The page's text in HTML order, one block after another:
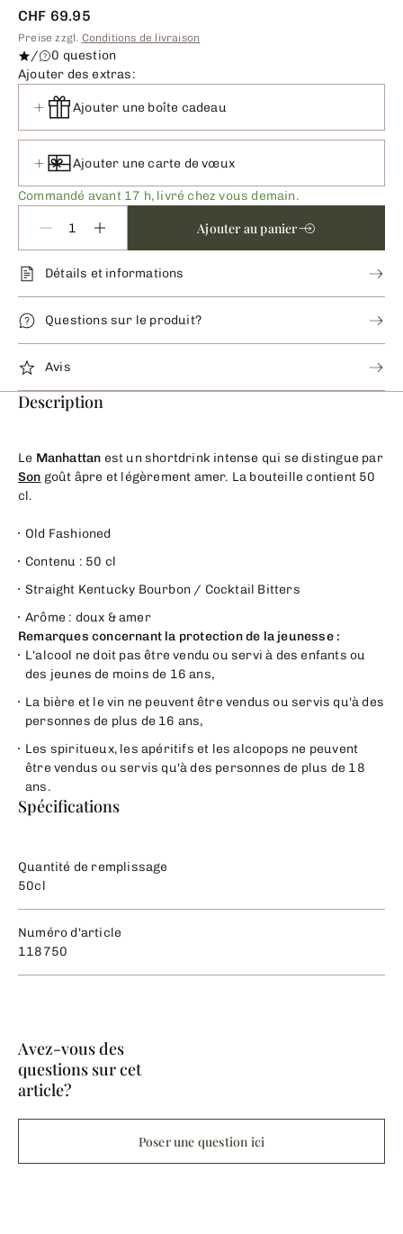
CHF 69.95
Preise zzgl. Conditions de livraison
/
0 question
Ajouter des extras:
Ajouter une boîte cadeau
Ajouter une carte de vœux
Commandé avant 17 h, livré chez vous demain.
Ajouter au panier
Détails et informations
Questions sur le produit?
Avis
Description
Le Manhattan est un shortdrink intense qui se distingue par
Son goût âpre et légèrement amer. La bouteille contient 50
cl.
Old Fashioned
Contenu : 50 cl
Straight Kentucky Bourbon / Cocktail Bitters
Arôme : doux & amer
Remarques concernant la protection de la jeunesse :
L'alcool ne doit pas être vendu ou servi à des enfants ou
des jeunes de moins de 16 ans,
La bière et le vin ne peuvent être vendus ou servis qu'à des
personnes de plus de 16 ans,
Les spiritueux, les apéritifs et les alcopops ne peuvent
être vendus ou servis qu'à des personnes de plus de 18
ans.
Spécifications
Quantité de remplissage
50cl
Numéro d'article
118750
Avez-vous des
questions sur cet
article?
Poser une question ici